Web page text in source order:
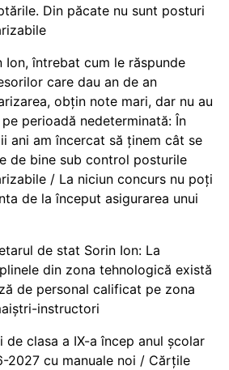
Din păcate nu sunt posturi
Ion, întrebat cum le răspunde
care dau an de an
obțin note mari, dar nu au
perioadă nedeterminată: În
ani am încercat să ținem cât se
de bine sub control posturile
/ La niciun concurs nu poți
de la început asigurarea unui
de stat Sorin Ion: La
din zona tehnologică există
de personal calificat pe zona
instructori
de clasa a IX-a încep anul școlar
2027 cu manuale noi / Cărțile